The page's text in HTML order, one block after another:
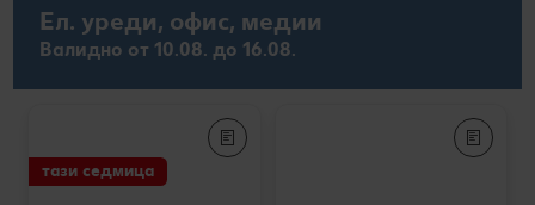
Ел. уреди, офис, медии
Валидно от 10.08. до 16.08.
тази седмица